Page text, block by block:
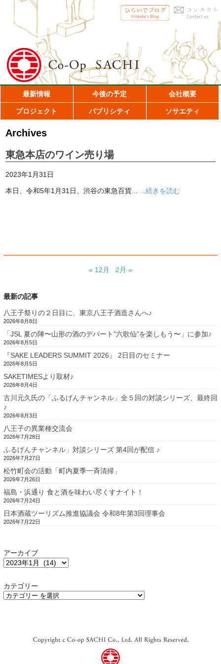
最新情報 今後の予定 会社概要
プロジェクト パブリシティ ソサエティ
Archives
東急本店のワイン売り場
2023年1月31日
本日、令和5年1月31日、渋谷の東急百貨... ...続きを読む
« 12月 2月 »
最新の記事
八王子祭りの２日目に、東京八王子酒造さんへ♪
2026年8月8日
「JSL 夏の陣〜山形の酒のデパート”六歌仙”を楽しもう〜」に参加♪
2026年8月5日
『SAKE LEADERS SUMMIT 2026』 2日目のセミナー
2026年8月5日
SAKETIMESより取材♪
2026年8月4日
古川元久氏の「ふるげんチャンネル」全５回の対談シリーズ、最終回
♪
2026年8月3日
八王子の異業種交流会
2026年7月28日
ふるげんチャンネル」対談シリーズ 第4回が配信 ♪
2026年7月27日
松竹町会の活動「町内夏季一斉清掃」
2026年7月26日
福島・浜通り 食と酒を味わい尽くすナイト！
2026年7月24日
日本酒蔵ツーリズム推進協議会 令和8年第3回理事会
2026年7月22日
アーカイブ
カテゴリー